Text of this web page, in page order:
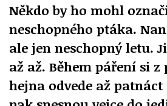
Někdo by ho mohl
neschopného ptáka.
ale jen neschopný letu.
až až. Během páření si z
hejna odvede až